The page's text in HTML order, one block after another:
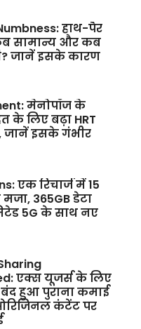
हाथ-पैर
सामान्य और कब
जानें इसके कारण
मेनोपॉज के
के लिए बढ़ा HRT
जानें इसके गंभीर
एक रिचार्ज में 15
365GB डेटा
5G के साथ नए
एक्स यूजर्स के लिए
हुआ पुराना कमाई
कंटेंट पर